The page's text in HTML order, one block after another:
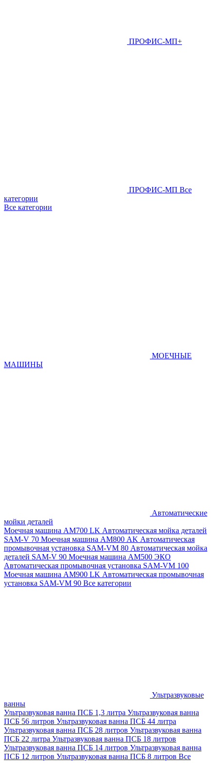
ПРОФИС-МП+
ПРОФИС-МП Все
категории
Все категории
МОЕЧНЫЕ
МАШИНЫ
Автоматические
мойки деталей
Моечная машина AM700 LK Автоматическая мойка деталей
SAM-V 70 Моечная машина АМ800 AK Автоматическая
промывочная установка SAM-VM 80 Автоматическая мойка
деталей SAM-V 90 Моечная машина АМ500 ЭКО
Автоматическая промывочная установка SAM-VM 100
Моечная машина AM900 LK Автоматическая промывочная
установка SAM-VM 90 Все категории
Ультразвуковые
ванны
Ультразвуковая ванна ПСБ 1,3 литра Ультразвуковая ванна
ПСБ 56 литров Ультразвуковая ванна ПСБ 44 литра
Ультразвуковая ванна ПСБ 28 литров Ультразвуковая ванна
ПСБ 22 литра Ультразвуковая ванна ПСБ 18 литров
Ультразвуковая ванна ПСБ 14 литров Ультразвуковая ванна
ПСБ 12 литров Ультразвуковая ванна ПСБ 8 литров Все